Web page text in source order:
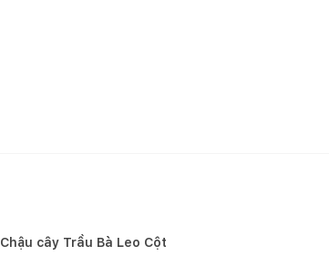
Chậu cây Trầu Bà Leo Cột